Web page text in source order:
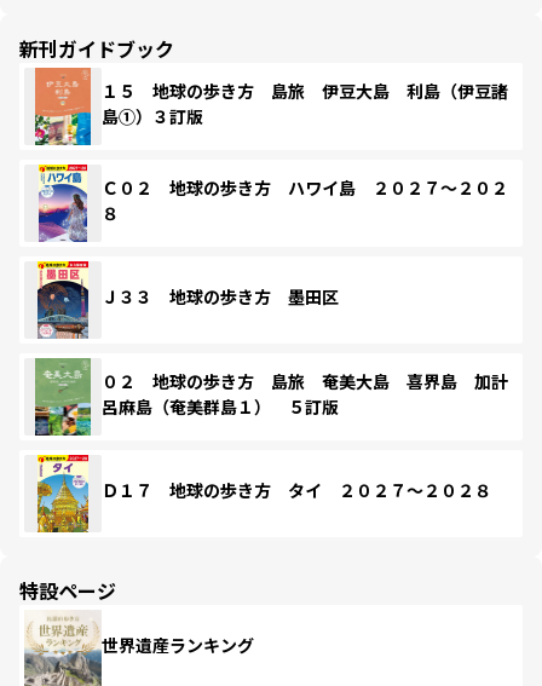
新刊ガイドブック
１５ 地球の歩き方 島旅 伊豆大島 利島（伊豆諸
島①）３訂版
Ｃ０２ 地球の歩き方 ハワイ島 ２０２７～２０２
８
Ｊ３３ 地球の歩き方 墨田区
０２ 地球の歩き方 島旅 奄美大島 喜界島 加計
呂麻島（奄美群島１） ５訂版
Ｄ１７ 地球の歩き方 タイ ２０２７～２０２８
特設ページ
世界遺産ランキング